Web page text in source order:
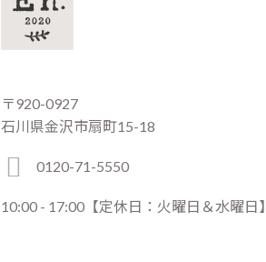
〒920-0927
石川県金沢市扇町15-18
0120-71-5550
10:00 - 17:00【定休日：火曜日＆水曜日】